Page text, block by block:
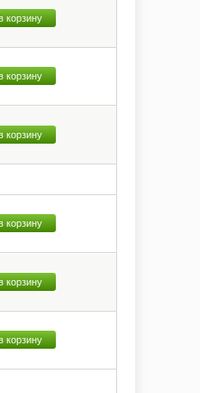
корзину
корзину
корзину
корзину
корзину
корзину